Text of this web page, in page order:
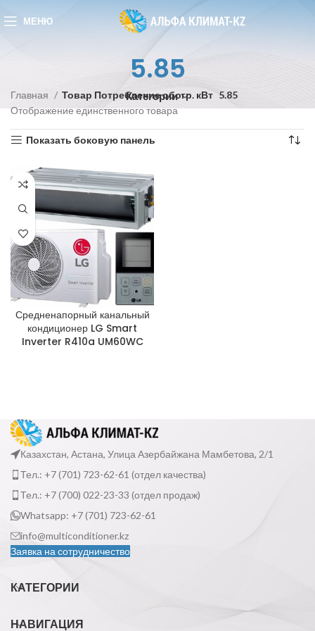
МЕНЮ
5.85
Категории
Главная Товар Потребление обогр. кВт 5.85
Отображение единственного товара
Показать боковую панель
Средненапорный канальный
кондиционер LG Smart
Inverter R410a UM60WC
Казахстан, Астана, Улица Азербайжана Мамбетова, 2/1
Тел.: +7 (701) 723-62-61 (отдел качества)
Тел.: +7 (700) 022-23-33 (отдел продаж)
Whatsapp: +7 (701) 723-62-61
info@multiconditioner.kz
Заявка на сотрудничество
КАТЕГОРИИ
НАВИГАЦИЯ